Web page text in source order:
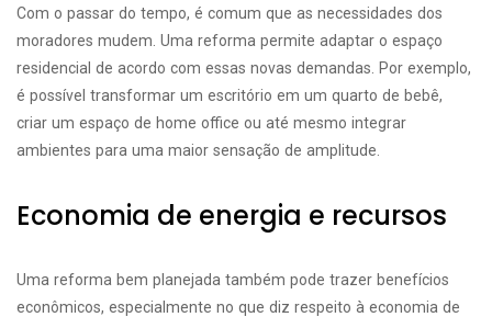
Com o passar do tempo, é comum que as necessidades dos
moradores mudem. Uma reforma permite adaptar o espaço
residencial de acordo com essas novas demandas. Por exemplo,
é possível transformar um escritório em um quarto de bebê,
criar um espaço de home office ou até mesmo integrar
ambientes para uma maior sensação de amplitude.
Economia de energia e recursos
Uma reforma bem planejada também pode trazer benefícios
econômicos, especialmente no que diz respeito à economia de